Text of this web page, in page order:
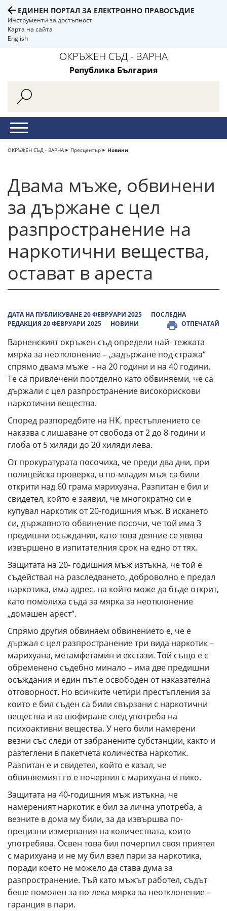
ЕДИНЕН ПОРТАЛ ЗА ЕЛЕКТРОННО ПРАВОСЪДИЕ
Инструменти за достъпност
Карта на сайта
English
ОКРЪЖЕН СЪД - ВАРНА
Република България
ОКРЪЖЕН СЪД - ВАРНА Пресцентър Новини
Двама мъже, обвинени
за държане с цел
разпространение на
наркотични вещества,
остават в ареста
ДАТА НА ПУБЛИКУВАНЕ 20 ФЕВРУАРИ 2025
ПОСЛЕДНА
РЕДАКЦИЯ 20 ФЕВРУАРИ 2025
НОВИНИ ОТПЕЧАТАЙ
Варненският окръжен съд определи най- тежката
мярка за неотклонение – „задържане под стража“
спрямо двама мъже - на 20 години и на 40 години.
Те са привлечени поотделно като обвиняеми, че са
държали с цел разпространение високорискови
наркотични вещества.
Според разпоредбите на НК, престъплението се
наказва с лишаване от свобода от 2 до 8 години и
глоба от 5 хиляди до 20 хиляди лева.
От прокуратурата посочиха, че преди два дни, при
полицейска проверка, в по-младия мъж са били
открити над 60 грама марихуана. Разпитан е бил и
свидетел, който е заявил, че многократно си е
купувал наркотик от 20-годишния мъж. В искането
си, държавното обвинение посочи, че той има 3
предишни осъждания, като това деяние се явява
извършено в изпитателния срок на едно от тях.
Защитата на 20- годишния мъж изтъкна, че той е
съдействал на разследването, доброволно е предал
наркотика, има адрес, на който може да бъде открит,
като помолиха съда за мярка за неотклонение
„домашен арест“.
Спрямо другия обвиняем обвинението е, че е
държал с цел разпространение три вида наркотик –
марихуана, метамфетамин и екстази. Той също е с
обременено съдебно минало – има две предишни
осъждания и един път е освободен от наказателна
отговорност. Но всичките четири престъпления за
които е бил съден са били свързани с наркотични
вещества и за шофиране след употреба на
психоактивни вещества. У него били намерени
везни със следи от забранените субстанции, както и
разтеглени в пакетчета количества наркотик.
Разпитан е и свидетел, който е казал, че
обвиняемият го е почерпил с марихуана и пико.
Защитата на 40-годишния мъж изтъкна, че
намереният наркотик е бил за лична употреба, а
везните в дома му били, за да извършва по-
прецизни измервания на количествата, които
употребява. Освен това бил почерпил своя приятел
с марихуана и не му бил взел пари за наркотика,
поради което не можело да става дума за
разпространение. Тъй като мъжът работел, съдът
беше помолен за по-лека мярка за неотклонение –
гаранция в пари.